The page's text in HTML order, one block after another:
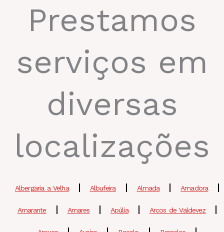
Prestamos
serviços em
diversas
localizações
Albergaria a Velha Albufeira Almada Amadora
Amarante Amares Apúlia Arcos de Valdevez